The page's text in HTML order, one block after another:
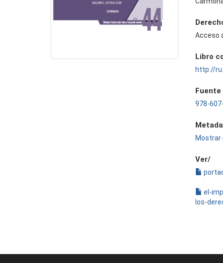
Acceso
Libro
http://
Fuente
978-
Mostrar
Ver/
el-
los-